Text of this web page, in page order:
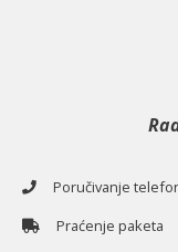
Poručivanje
Praćenje paketa